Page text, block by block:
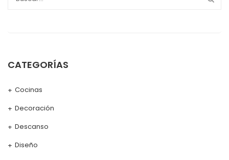
CATEGORÍAS
Cocinas
Decoración
Descanso
Diseño